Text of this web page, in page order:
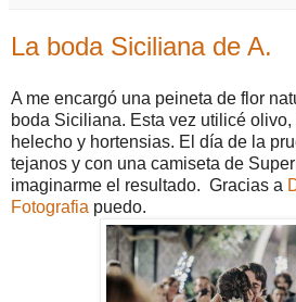
La boda Siciliana de A.
A me encargó una peineta de flor
boda Siciliana. Esta vez utilicé
helecho y hortensias. El día de la
tejanos y con una camiseta de
imaginarme el resultado. Gracias a
Fotografia puedo.